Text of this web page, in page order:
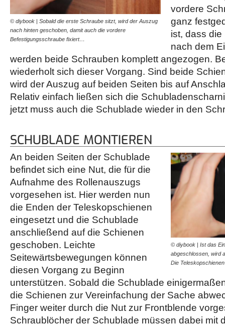
© diybook | Sobald die erste Schraube sitzt, wird der Auszug
nach hinten geschoben, damit auch die vordere
Befestigungsschraube fixiert…
© diybook | Auf dieselbe
beiden
Schienenführung
vordere
ganz
ist, dass
nach dem
werden beide Schrauben komplett angezogen.
wiederholt sich dieser Vorgang. Sind beide
wird der Auszug auf beiden Seiten bis auf
Relativ einfach ließen sich die
jetzt muss auch die Schublade wieder in den
SCHUBLADE MONTIEREN
© diybook | Ist das
abgeschlossen, wird
Die
An beiden Seiten der Schublade
befindet sich eine Nut, die für die
Aufnahme des Rollenauszugs
vorgesehen ist. Hier werden nun
die Enden der Teleskopschienen
eingesetzt und die Schublade
anschließend auf die Schienen
geschoben. Leichte
Seitewärtsbewegungen können
diesen Vorgang zu Beginn
unterstützen. Sobald die Schublade
die Schienen zur Vereinfachung der Sache
Finger weiter durch die Nut zur Frontblende
Schraublöcher der Schublade müssen dabei mit